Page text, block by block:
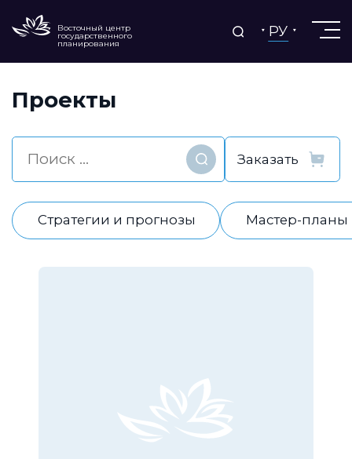
Восточный центр
государственного
планирования
РУ
Проекты
Найти
Стратегии и прогнозы Мастер-планы